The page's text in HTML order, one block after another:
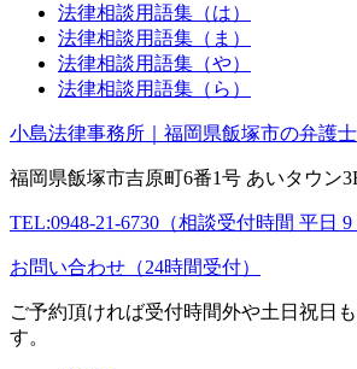
法律相談用語集（は）
法律相談用語集（ま）
法律相談用語集（や）
法律相談用語集（ら）
小島法律事務所｜福岡県飯塚市の弁護士
福岡県飯塚市吉原町6番1号 あいタウン
TEL:0948-21-6730（相談受付時間 平日 9
お問い合わせ（24時間受付）
ご予約頂ければ受付時間外や土日祝日
す。